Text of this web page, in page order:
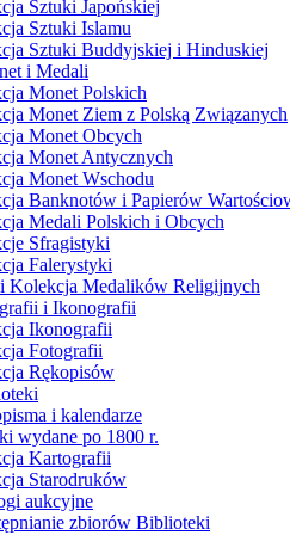
Sztuki Japońskiej
Sztuki Islamu
Sztuki Buddyjskiej i Hinduskiej
i Medali
Monet Polskich
Monet Ziem z Polską Związanych
Monet Obcych
Monet Antycznych
Monet Wschodu
Banknotów i Papierów
Medali Polskich i Obcych
Sfragistyki
Falerystyki
Kolekcja Medalików Religijnych
i Ikonografii
Ikonografii
Fotografii
Rękopisów
i kalendarze
wydane po 1800 r.
Kartografii
Starodruków
aukcyjne
zbiorów Biblioteki